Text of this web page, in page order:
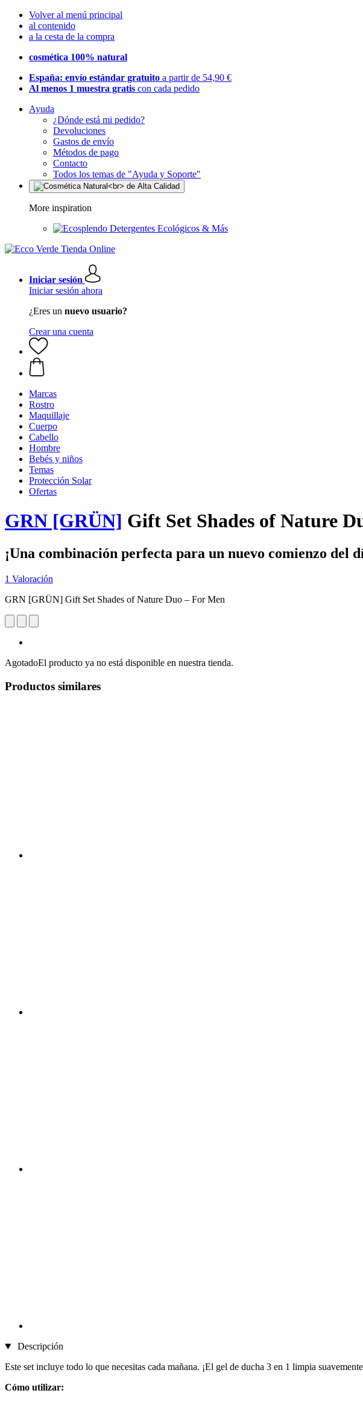
Volver al menú principal
al contenido
a la cesta de la compra
cosmética 100% natural
España: envío estándar gratuito a partir de 54,90 €
Al menos 1 muestra gratis con cada pedido
Ayuda
¿Dónde está mi pedido?
Devoluciones
Gastos de envío
Métodos de pago
Contacto
Todos los temas de "Ayuda y Soporte"
More inspiration
Detergentes Ecológicos & Más
Iniciar sesión
Iniciar sesión ahora
¿Eres un nuevo usuario?
Crear una cuenta
Marcas
Rostro
Maquillaje
Cuerpo
Cabello
Hombre
Bebés y niños
Temas
Protección Solar
Ofertas
GRN [GRÜN] Gift Set Shades of Nature
¡Una combinación perfecta para un nuevo comienzo del
1 Valoración
GRN [GRÜN] Gift Set Shades of Nature Duo – For Men
AgotadoEl producto ya no está disponible en nuestra tienda.
Productos similares
Descripción
Este set incluye todo lo que necesitas cada mañana. ¡El gel de ducha 3 en 1 limpia
Cómo utilizar: